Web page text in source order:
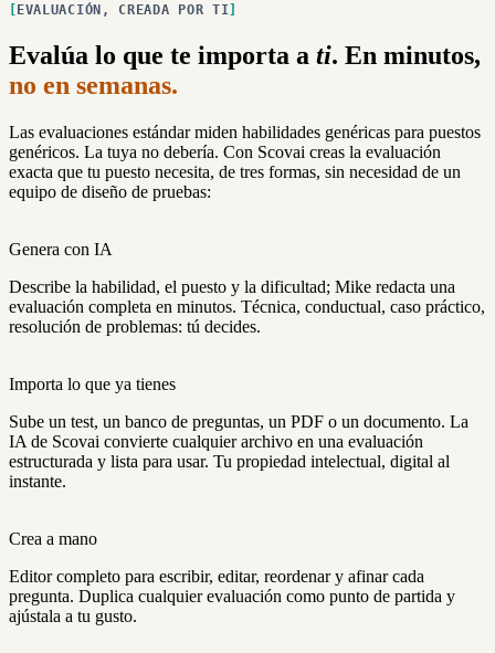
EVALUACIÓN, CREADA POR TI
Evalúa lo que te importa a ti. En minutos,
no en semanas.
Las evaluaciones estándar miden habilidades genéricas para puestos
genéricos. La tuya no debería. Con Scovai creas la evaluación
exacta que tu puesto necesita, de tres formas, sin necesidad de un
equipo de diseño de pruebas:
Genera con IA
Describe la habilidad, el puesto y la dificultad; Mike redacta una
evaluación completa en minutos. Técnica, conductual, caso práctico,
resolución de problemas: tú decides.
Importa lo que ya tienes
Sube un test, un banco de preguntas, un PDF o un documento. La
IA de Scovai convierte cualquier archivo en una evaluación
estructurada y lista para usar. Tu propiedad intelectual, digital al
instante.
Crea a mano
Editor completo para escribir, editar, reordenar y afinar cada
pregunta. Duplica cualquier evaluación como punto de partida y
ajústala a tu gusto.